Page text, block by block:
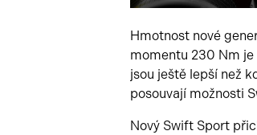
Hmotnost nové
momentu 230 Nm
jsou ještě lepší než
posouvají možnosti
Nový Swift Sport